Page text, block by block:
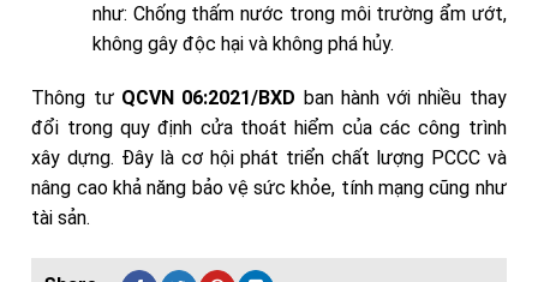
như: Chống thấm nước trong môi trường ẩm ướt,
không gây độc hại và không phá hủy.
Thông tư QCVN 06:2021/BXD ban hành với nhiều thay
đổi trong quy định cửa thoát hiểm của các công trình
xây dựng. Đây là cơ hội phát triển chất lượng PCCC và
nâng cao khả năng bảo vệ sức khỏe, tính mạng cũng như
tài sản.